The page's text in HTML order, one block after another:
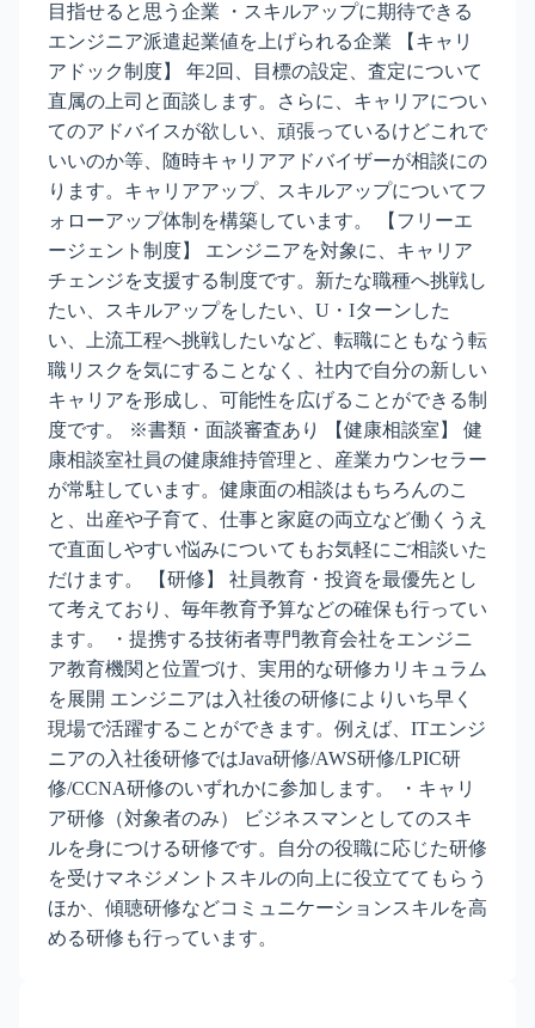
目指せると思う企業 ・スキルアップに期待できる
エンジニア派遣起業値を上げられる企業 【キャリ
アドック制度】 年2回、目標の設定、査定について
直属の上司と面談します。さらに、キャリアについ
てのアドバイスが欲しい、頑張っているけどこれで
いいのか等、随時キャリアアドバイザーが相談にの
ります。キャリアアップ、スキルアップについてフ
ォローアップ体制を構築しています。 【フリーエ
ージェント制度】 エンジニアを対象に、キャリア
チェンジを支援する制度です。新たな職種へ挑戦し
たい、スキルアップをしたい、U・Iターンした
い、上流工程へ挑戦したいなど、転職にともなう転
職リスクを気にすることなく、社内で自分の新しい
キャリアを形成し、可能性を広げることができる制
度です。 ※書類・面談審査あり 【健康相談室】 健
康相談室社員の健康維持管理と、産業カウンセラー
が常駐しています。健康面の相談はもちろんのこ
と、出産や子育て、仕事と家庭の両立など働くうえ
で直面しやすい悩みについてもお気軽にご相談いた
だけます。 【研修】 社員教育・投資を最優先とし
て考えており、毎年教育予算などの確保も行ってい
ます。 ・提携する技術者専門教育会社をエンジニ
ア教育機関と位置づけ、実用的な研修カリキュラム
を展開 エンジニアは入社後の研修によりいち早く
現場で活躍することができます。例えば、ITエンジ
ニアの入社後研修ではJava研修/AWS研修/LPIC研
修/CCNA研修のいずれかに参加します。 ・キャリ
ア研修（対象者のみ） ビジネスマンとしてのスキ
ルを身につける研修です。自分の役職に応じた研修
を受けマネジメントスキルの向上に役立ててもらう
ほか、傾聴研修などコミュニケーションスキルを高
める研修も行っています。